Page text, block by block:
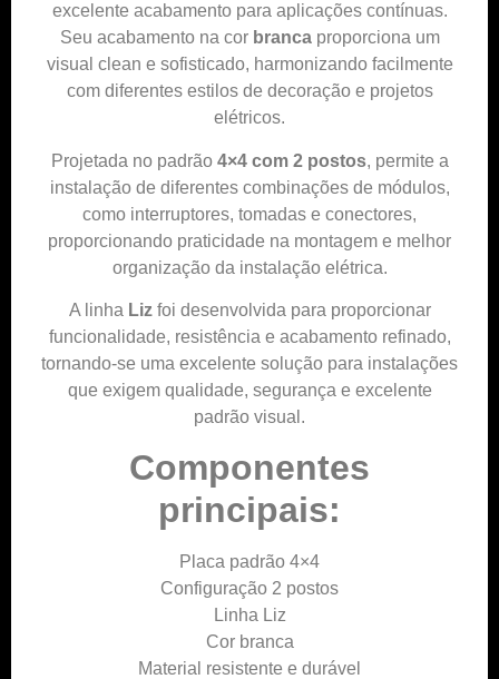
excelente acabamento para aplicações contínuas.
Seu acabamento na cor brancaproporciona um
visual clean e sofisticado, harmonizando facilmente
com diferentes estilos de decoração e projetos
elétricos.
Projetada no padrão 4×4 com 2 postos, permite a
instalação de diferentes combinações de módulos,
como interruptores, tomadas e conectores,
proporcionando praticidade na montagem e melhor
organização da instalação elétrica.
A linha Lizfoi desenvolvida para proporcionar
funcionalidade, resistência e acabamento refinado,
tornando-se uma excelente solução para instalações
que exigem qualidade, segurança e excelente
padrão visual.
Componentes
principais:
Placa padrão 4×4
Configuração 2 postos
Linha Liz
Cor branca
Material resistente e durável